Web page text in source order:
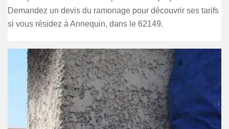
Demandez un devis du ramonage pour découvrir ses tarifs
si vous résidez à Annequin, dans le 62149.